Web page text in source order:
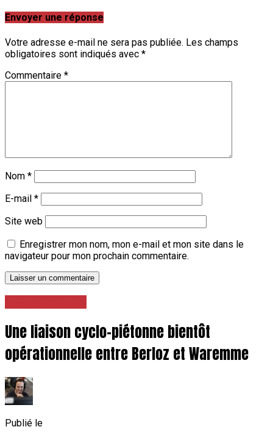
Envoyer une réponse
Votre adresse e-mail ne sera pas publiée. Les champs
obligatoires sont indiqués avec *
Commentaire *
Nom *
E-mail *
Site web
Enregistrer mon nom, mon e-mail et mon site dans le
navigateur pour mon prochain commentaire.
Une liaison cyclo-piétonne bientôt
opérationnelle entre Berloz et Waremme
Publié le